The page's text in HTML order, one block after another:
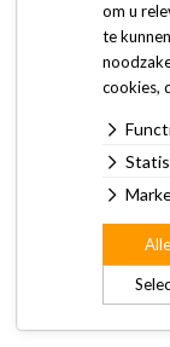
70 cm
om u
te
cookies,